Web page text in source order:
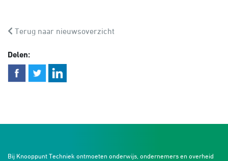
Terug naar nieuwsoverzicht
Delen:
Bij Knooppunt Techniek ontmoeten onderwijs, ondernemers en overheid